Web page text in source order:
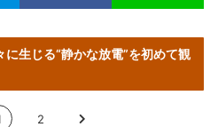
に生じる“静かな放電”を初めて観
2 >